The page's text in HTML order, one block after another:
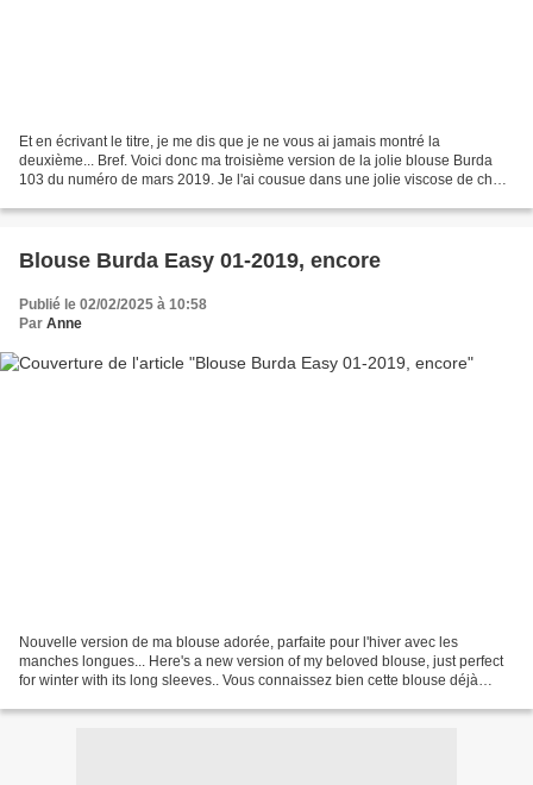
Et en écrivant le titre, je me dis que je ne vous ai jamais montré la
deuxième... Bref. Voici donc ma troisième version de la jolie blouse Burda
103 du numéro de mars 2019. Je l'ai cousue dans une jolie viscose de chez
Blouse Burda Easy 01-2019, encore
Publié le 02/02/2025 à 10:58
Par Anne
Nouvelle version de ma blouse adorée, parfaite pour l'hiver avec les
manches longues... Here's a new version of my beloved blouse, just perfect
for winter with its long sleeves.. Vous connaissez bien cette blouse déjà